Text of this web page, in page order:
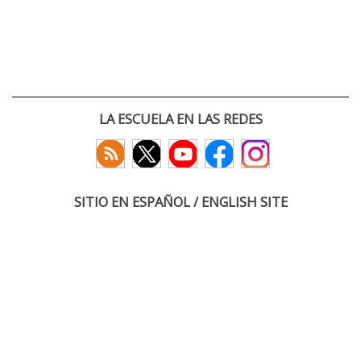
LA ESCUELA EN LAS REDES
SITIO EN ESPAÑOL / ENGLISH SITE